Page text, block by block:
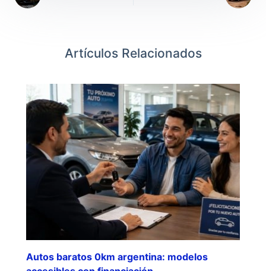
Artículos Relacionados
Autos baratos 0km argentina: modelos